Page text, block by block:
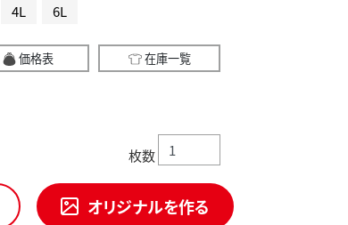
4L 6L
価格表 在庫一覧
枚数
オリジナルを作る